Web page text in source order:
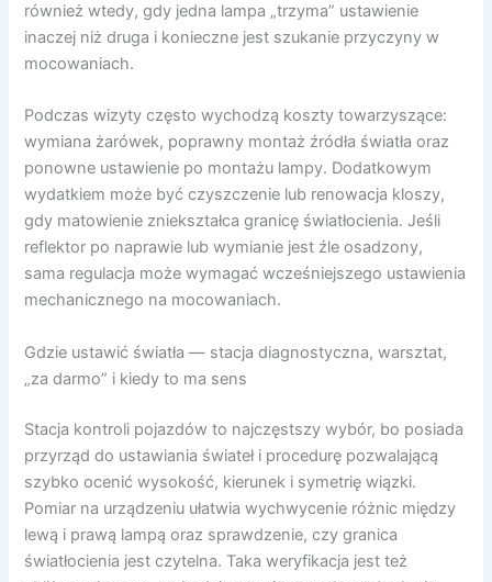
również wtedy, gdy jedna lampa „trzyma” ustawienie
inaczej niż druga i konieczne jest szukanie przyczyny w
mocowaniach.
Podczas wizyty często wychodzą koszty towarzyszące:
wymiana żarówek, poprawny montaż źródła światła oraz
ponowne ustawienie po montażu lampy. Dodatkowym
wydatkiem może być czyszczenie lub renowacja kloszy,
gdy matowienie zniekształca granicę światłocienia. Jeśli
reflektor po naprawie lub wymianie jest źle osadzony,
sama regulacja może wymagać wcześniejszego ustawienia
mechanicznego na mocowaniach.
Gdzie ustawić światła — stacja diagnostyczna, warsztat,
„za darmo” i kiedy to ma sens
Stacja kontroli pojazdów to najczęstszy wybór, bo posiada
przyrząd do ustawiania świateł i procedurę pozwalającą
szybko ocenić wysokość, kierunek i symetrię wiązki.
Pomiar na urządzeniu ułatwia wychwycenie różnic między
lewą i prawą lampą oraz sprawdzenie, czy granica
światłocienia jest czytelna. Taka weryfikacja jest też